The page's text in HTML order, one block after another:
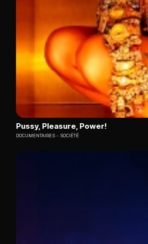
Pussy, Pleasure, Power!
DOCUMENTAIRES SOCIÉTÉ